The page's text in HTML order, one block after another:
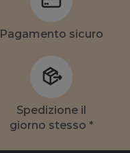
Pagamento sicuro
Spedizione il
giorno stesso *